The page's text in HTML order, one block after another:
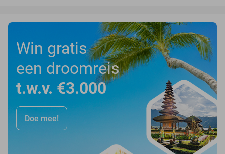
Win gratis
een droomreis
t.w.v. €3.000
Doe mee!